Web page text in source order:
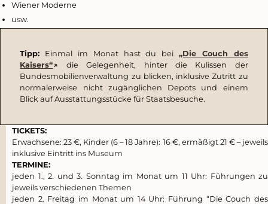
Wiener Moderne
usw.
Tipp: Einmal im Monat hast du bei„Die Couch des
Kaisers“
die Gelegenheit, hinter die Kulissen der
Bundesmobilienverwaltung zu blicken, inklusive Zutritt zu
normalerweise nicht zugänglichen Depots und einem
Blick auf Ausstattungsstücke für Staatsbesuche.
TICKETS:
Erwachsene: 23 €, Kinder (6 – 18 Jahre): 16 €, ermäßigt 21 € – jeweils
inklusive Eintritt ins Museum
TERMINE:
jeden 1., 2. und 3. Sonntag im Monat um 11 Uhr: Führungen zu
jeweils verschiedenen Themen
jeden 2. Freitag im Monat um 14 Uhr: Führung “Die Couch des